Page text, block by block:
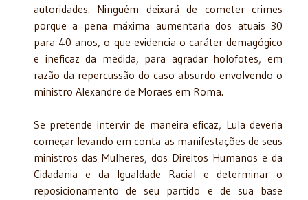
autoridades. Ninguém deixará de cometer crimes
porque a pena máxima aumentaria dos atuais 30
para 40 anos, o que evidencia o caráter demagógico
e ineficaz da medida, para agradar holofotes, em
razão da repercussão do caso absurdo envolvendo o
ministro Alexandre de Moraes em Roma.
Se pretende intervir de maneira eficaz, Lula deveria
começar levando em conta as manifestações de seus
ministros das Mulheres, dos Direitos Humanos e da
Cidadania e da Igualdade Racial e determinar o
reposicionamento de seu partido e de sua base